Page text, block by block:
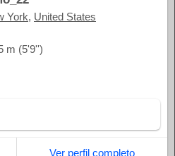
York, United States
m (5'9'')
Ver perfil completo